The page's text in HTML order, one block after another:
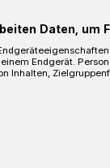
Daten, um
Endgerät.
Inhalten,